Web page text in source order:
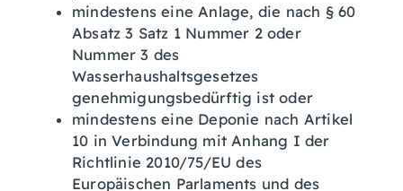
mindestens eine Anlage, die nach § 60
Absatz 3 Satz 1 Nummer 2 oder
Nummer 3 des
Wasserhaushaltsgesetzes
genehmigungsbedürftig ist oder
mindestens eine Deponie nach Artikel
10 in Verbindung mit Anhang I der
Richtlinie 2010/75/EU des
Europäischen Parlaments und des